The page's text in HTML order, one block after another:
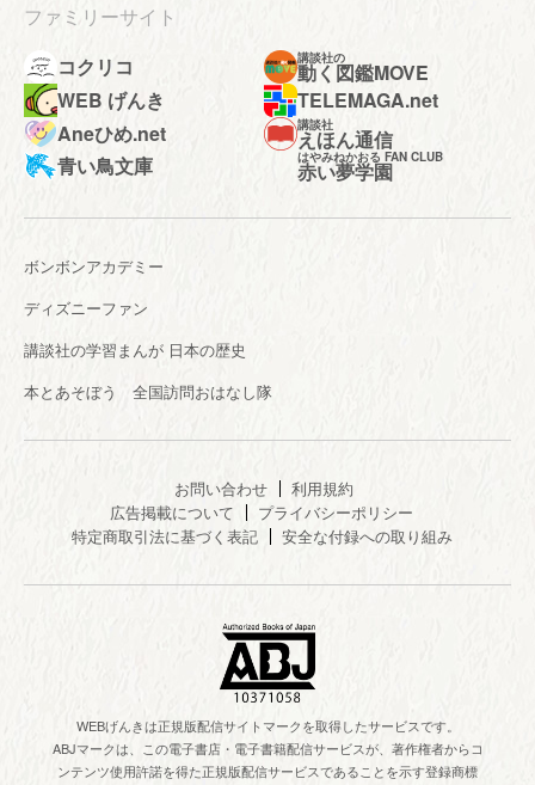
ファミリーサイト
コクリコ
講談社の
動く図鑑MOVE
WEB げんき
TELEMAGA.net
Aneひめ.net
講談社
えほん通信
青い鳥文庫
はやみねかおる FAN CLUB
赤い夢学園
ボンボンアカデミー
ディズニーファン
講談社の学習まんが 日本の歴史
本とあそぼう 全国訪問おはなし隊
お問い合わせ
利用規約
広告掲載について
プライバシーポリシー
特定商取引法に基づく表記
安全な付録への取り組み
WEBげんきは正規版配信サイトマークを取得したサービスです。
ABJマークは、この電子書店・電子書籍配信サービスが、著作権者からコ
ンテンツ使用許諾を得た正規版配信サービスであることを示す登録商標